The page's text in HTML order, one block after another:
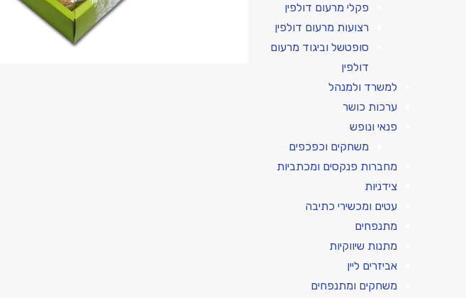
פקלי מרעום דולפין
רצועות מרעום דולפין
סופטשל וביגוד מרעום
דולפין
למשרד ולמנהל
ערכות כושר
פנאי ונופש
משחקים וכפכפים
מחברות פנקסים ומכתביות
צידניות
עטים ומכשירי כתיבה
מתנפחים
מתנות שיווקיות
אביזרים ליין
משחקים ומתנפחים